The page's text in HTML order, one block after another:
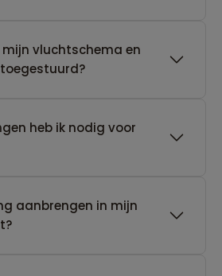
mijn vluchtschema en
heb ik nodig voor
aanbrengen in mijn